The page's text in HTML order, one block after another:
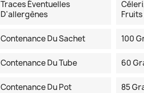
Traces Éventuelles
D'allergènes
Fruits
Contenance Du Sachet 100
Contenance Du Tube 60
Contenance Du Pot 85